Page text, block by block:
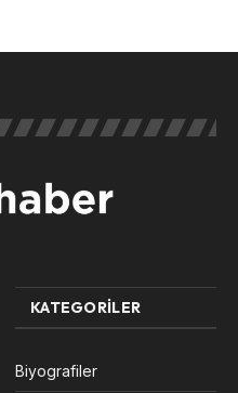
KATEGORILER
Biyografiler